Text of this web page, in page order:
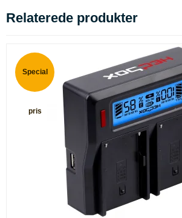
Relaterede produkter
Special
pris